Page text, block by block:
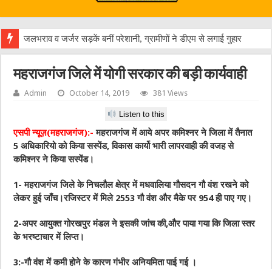
एक वार
महराजगंज जिले में योगी सरकार की बड़ी कार्यवाही
Admin October 14, 2019 381 Views
Listen to this
एसपी न्यूज़(महराजगंज):- महराजगंज में आये अपर कमिश्नर ने जिला में तैनात
5 अधिकारियो को किया सस्पेंड, विकास कार्यो भारी लापरवाही की वजह से
कमिश्नर ने किया सस्पेंड।
1- महराजगंज जिले के निचलौल क्षेत्र में मधवालिया गौसदन गौ वंश रखने को
लेकर हुई जाँच।रजिस्टर में मिले 2553 गौ वंश और मैके पर 954 ही पाए गए।
2-अपर आयुक्त गोरखपुर मंडल ने इसकी जांच की,और पाया गया कि जिला स्तर
के भरष्टाचार में लिप्त।
3:-गौ वंश में कमी होने के कारण गंभीर अनियमिता पाई गई ।